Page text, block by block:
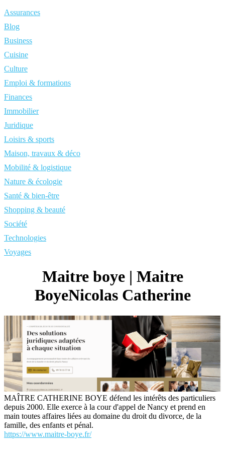
Assurances
Blog
Business
Cuisine
Culture
Emploi & formations
Finances
Immobilier
Juridique
Loisirs & sports
Maison, travaux & déco
Mobilité & logistique
Nature & écologie
Santé & bien-être
Shopping & beauté
Société
Technologies
Voyages
Maitre boye | Maitre
BoyeNicolas Catherine
MAÎTRE CATHERINE BOYE défend les intérêts des particuliers
depuis 2000. Elle exerce à la cour d'appel de Nancy et prend en
main toutes affaires liées au domaine du droit du divorce, de la
famille, des enfants et pénal.
https://www.maitre-boye.fr/